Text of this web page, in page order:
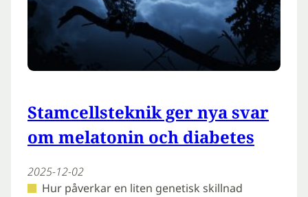
Stamcellsteknik ger nya svar
om melatonin och diabetes
2025-12-02
Hur påverkar en liten genetisk skillnad